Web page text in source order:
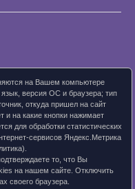
на Вашем компьютере
версия ОС и браузера; тип
откуда пришел на сайт
и на какие кнопки нажимает
для обработки статистических
сервисов Яндекс.Метрика
то, что Вы
на нашем сайте. Отключить
своего браузера.